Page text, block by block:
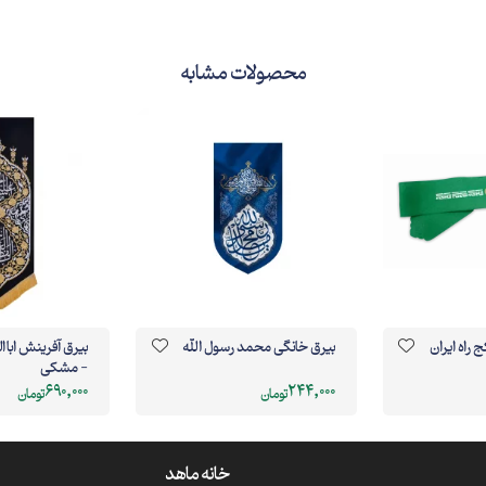
محصولات مشابه
راه ایران
بیرق خانگی محمد رسول الله
244,000تومان
بیرق آفرینش
- مشکی
690,000تومان
خانه ماهد